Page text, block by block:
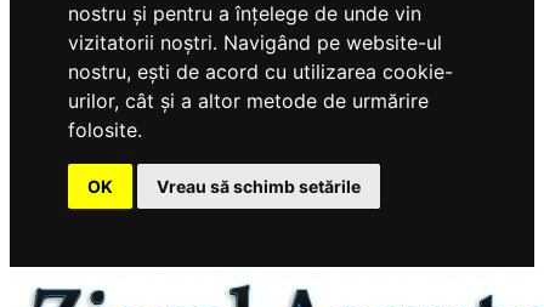
nostru și pentru a înțelege de unde vin
vizitatorii noștri. Navigând pe website-ul
nostru, ești de acord cu utilizarea cookie-
urilor, cât și a altor metode de urmărire
folosite.
OK Vreau să schimb setările